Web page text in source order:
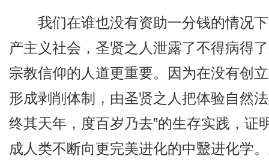
我们在谁也没有资助一分钱的情况
产主义社会，圣贤之人泄露了不得病得
宗教信仰的人道更重要。因为在没有创
形成剥削体制，由圣贤之人把体验自然
终其天年，度百岁乃去”的生存实践，
成人类不断向更完美进化的中毉进化学